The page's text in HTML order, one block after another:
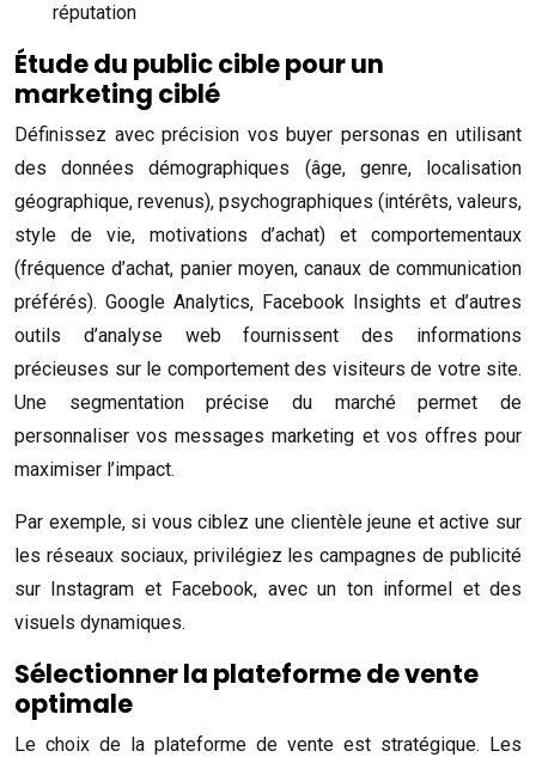
réputation
Étude du public cible pour un
marketing ciblé
Définissez avec précision vos buyer personas en utilisant
des données démographiques (âge, genre, localisation
géographique, revenus), psychographiques (intérêts, valeurs,
style de vie, motivations d’achat) et comportementaux
(fréquence d’achat, panier moyen, canaux de communication
préférés). Google Analytics, Facebook Insights et d’autres
outils d’analyse web fournissent des informations
précieuses sur le comportement des visiteurs de votre site.
Une segmentation précise du marché permet de
personnaliser vos messages marketing et vos offres pour
maximiser l’impact.
Par exemple, si vous ciblez une clientèle jeune et active sur
les réseaux sociaux, privilégiez les campagnes de publicité
sur Instagram et Facebook, avec un ton informel et des
visuels dynamiques.
Sélectionner la plateforme de vente
optimale
Le choix de la plateforme de vente est stratégique. Les